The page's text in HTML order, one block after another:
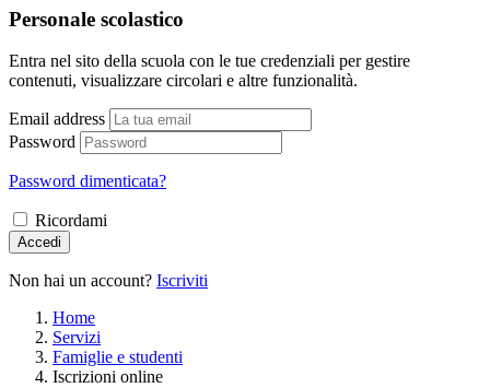
Personale scolastico
Entra nel sito della scuola con le tue credenziali per gestire
contenuti, visualizzare circolari e altre funzionalità.
Email address
Password
Password dimenticata?
Ricordami
Accedi
Non hai un account? Iscriviti
Home
Servizi
Famiglie e studenti
Iscrizioni online